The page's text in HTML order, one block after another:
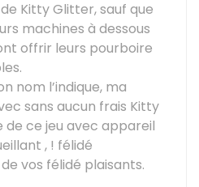
Kitty Glitter, sauf que
machines à dessous
offrir leurs pourboire
nom l’indique, ma
sans aucun frais Kitty
ce jeu avec appareil
, ! félidé
vos félidé plaisants.